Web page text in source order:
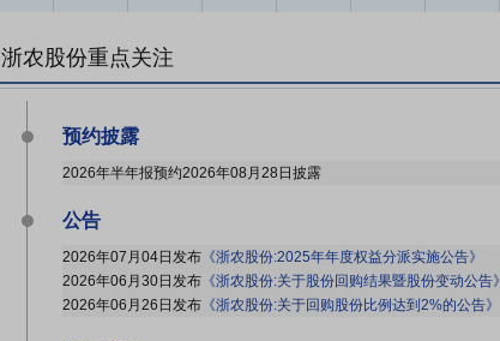
浙农股份重点关注
预约披露
2026年半年报预约2026年08月28日披露
公告
2026年07月04日发布 《浙农股份:2025年年度权益分派实施公告》
2026年06月30日发布 《浙农股份:关于股份回购结果暨股份变动公告》
2026年06月26日发布 《浙农股份:关于回购股份比例达到2%的公告》